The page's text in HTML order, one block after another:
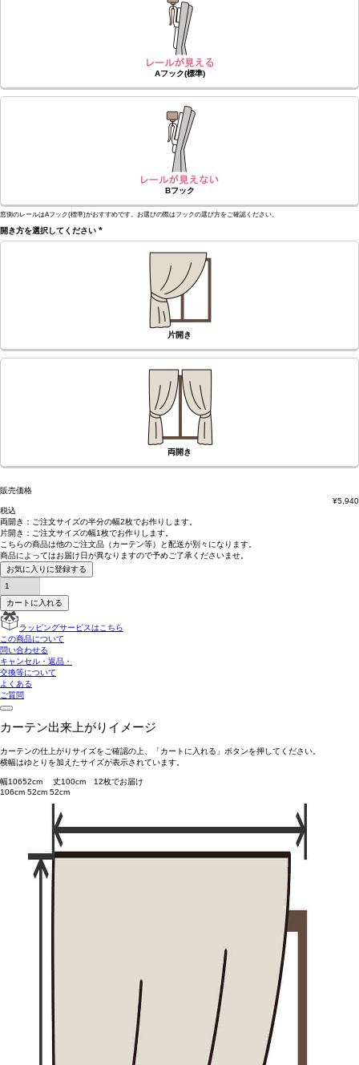
Aフック(標準)
Bフック
窓側のレールはAフック(標準)がおすすめです。お選びの際はフックの選び方をご確認ください。
開き方を選択してください
(必
片開き
両開き
販売価格
¥5,940
税込
両開き： ご注文サイズの半分の幅2枚でお作りします。
片開き： ご注文サイズの幅1枚でお作りします。
こちらの商品は他のご注文品（カーテン等）と配送が別々 になります。
商品によってはお届け日が異なりますので予めご了承くださいませ。
お気に入りに登録する
カートに入れる
ラッピングサービスはこちら
この商品について
問い合わせる
キャンセル・返品・
交換等について
よくある
ご質問
カーテン出来上がりイメージ
カーテンの仕上がりサイズをご確認の上、「カートに入れる」ボタンを押してください。
横幅はゆとりを加えたサイズが表示されています。
幅10652cm 丈100cm 12枚でお届け
106cm 52cm 52cm